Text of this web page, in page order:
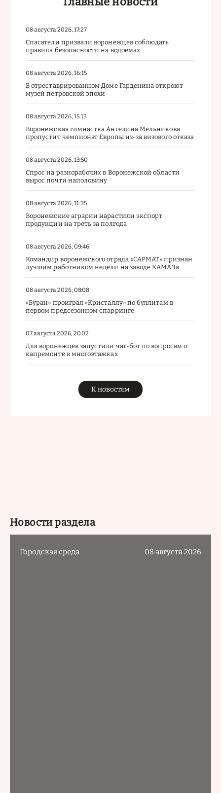
08 августа 2026, 17:27
Спасатели призвали воронежцев соблюдать
правила безопасности на водоемах
08 августа 2026, 16:15
В отреставрированном Доме Гарденина откроют
музей петровской эпохи
08 августа 2026, 15:13
Воронежская гимнастка Ангелина Мельникова
пропустит чемпионат Европы из-за визового отказа
08 августа 2026, 13:50
Спрос на разнорабочих в Воронежской области
вырос почти наполовину
08 августа 2026, 11:35
Воронежские аграрии нарастили экспорт
продукции на треть за полгода
08 августа 2026, 09:46
Командир воронежского отряда «САРМАТ» признан
лучшим работником недели на заводе КАМАЗа
08 августа 2026, 08:08
«Буран» проиграл «Кристаллу» по буллитам в
первом предсезонном спарринге
07 августа 2026, 20:02
Для воронежцев запустили чат-бот по вопросам о
капремонте в многоэтажках
К новостям
Новости раздела
Городская среда 08 августа 2026